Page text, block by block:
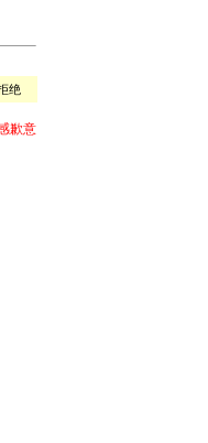
绝
歉意